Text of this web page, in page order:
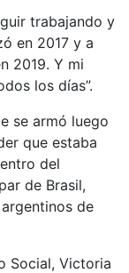
trabajando y
en 2017 y a
2019. Y mi
los días”.
se armó luego
que estaba
del
de Brasil,
de
Social, Victoria